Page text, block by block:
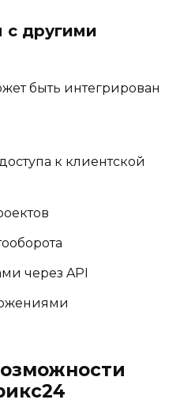
с другими
быть интегрирован
к клиентской
через API